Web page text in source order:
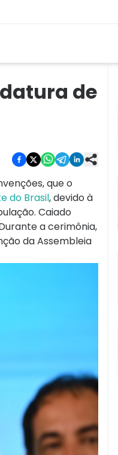
de
que o
do Brasil, devido à
Caiado
a cerimônia,
da Assembleia